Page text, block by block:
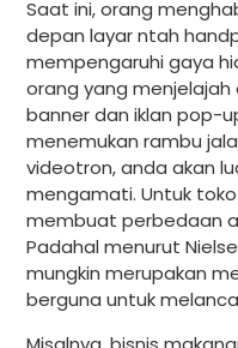
Saat ini, orang
depan layar ntah
mempengaruhi gaya
orang yang menjelajah
banner dan iklan pop-
menemukan rambu
videotron, anda akan
mengamati. Untuk
membuat perbedaan
Padahal menurut
mungkin merupakan
berguna untuk